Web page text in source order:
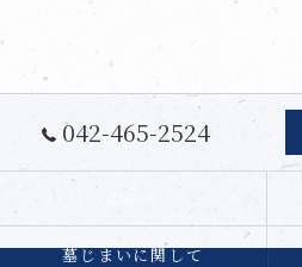
042-465-2524
墓じまいに関して